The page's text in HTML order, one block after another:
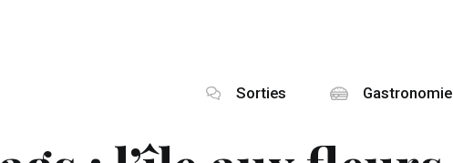
Sorties Gastronomie